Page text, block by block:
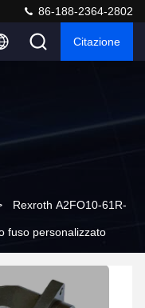
86-188-2364-2802
Citazione
Rexroth A2FO10-61R-
fuso personalizzato